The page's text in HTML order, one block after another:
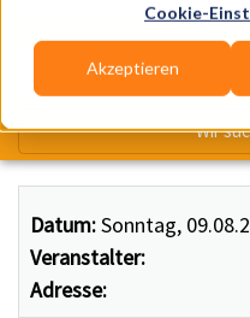
Cookie-
Akzeptieren
Datum:Sonntag,
Veranstalter:
Adresse:
Wir